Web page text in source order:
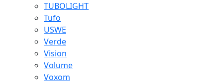
TUBOLIGHT
Tufo
USWE
Verde
Vision
Volume
Voxom